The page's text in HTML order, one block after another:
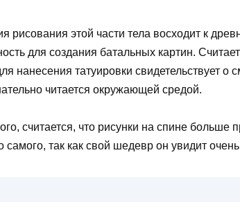
рисования этой части тела восходит к
для создания батальных картин.
нанесения татуировки свидетельствует о
читается окружающей средой.
считается, что рисунки на спине
самого, так как свой шедевр он увидит